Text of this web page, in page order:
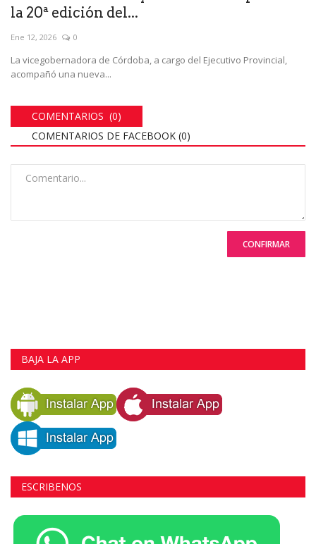
la 20ª edición del...
Ene 12, 2026 0
La vicegobernadora de Córdoba, a cargo del Ejecutivo Provincial,
acompañó una nueva...
COMENTARIOS (0)
COMENTARIOS DE FACEBOOK (0)
CONFIRMAR
BAJA LA APP
ESCRIBENOS